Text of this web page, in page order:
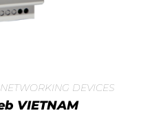
DEVICES
VIETNAM